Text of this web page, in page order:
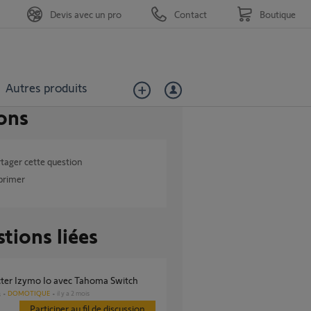
Autres produits
Devis avec un pro Contact Boutique
cette question
liées
Izymo Io avec Tahoma Switch
DOMOTIQUE il y a 2 mois
Participer au fil de discussion